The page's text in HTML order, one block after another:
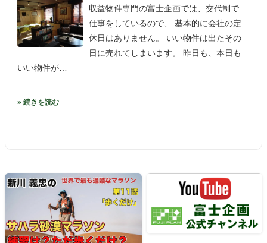
収益物件専門の富士企画では、交代制で
仕事をしているので、 基本的に会社の定
休日はありません。 いい物件は出たその
日に売れてしまいます。 昨日も、本日も
いい物件が…
» 続きを読む